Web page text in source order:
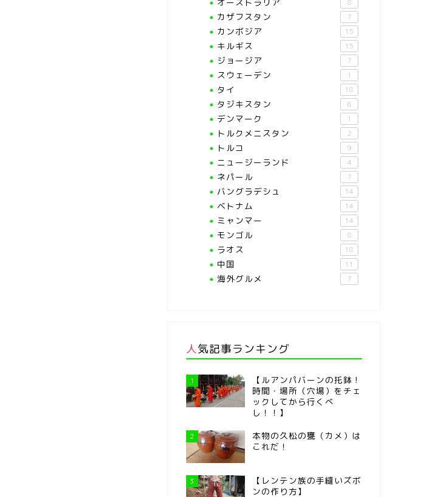
8
カザフスタン 7
カンボジア 15
キルギス 15
ジョージア 7
スウェーデン 1
タイ 18
タジキスタン 6
デンマーク 1
トルクメニスタン 2
トルコ 9
ニュージーランド 4
ネパール 7
バングラデシュ 14
ベトナム 14
ミャンマー 14
モンゴル 8
ラオス 18
中国 11
海外グルメ 7
人気記事ランキング
1
【ルアンパバーンの托鉢！
時間・場所（穴場）をチェ
ックしてから行くべ
し！！】
2
本物の久松の甕（カメ）は
これだ！
3
【レンテン族の手縫いズボ
ンの作り方】